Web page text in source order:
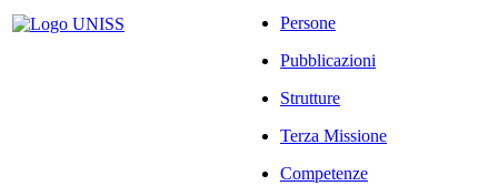
Persone
Pubblicazioni
Strutture
Terza Missione
Competenze